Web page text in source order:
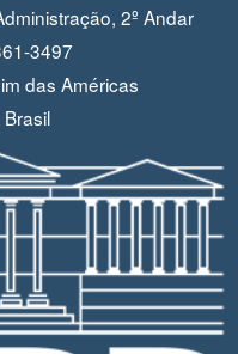
2º Andar
3497
das Américas